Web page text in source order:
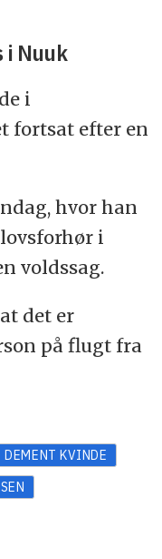
i Nuuk
i
fortsat efter en
hvor han
i
voldssag.
det er
på flugt fra
DEMENT KVINDE